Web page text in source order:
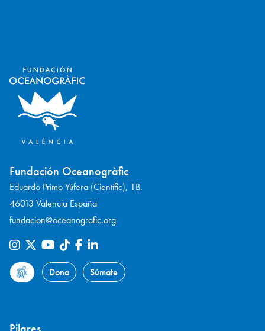
Fundación Oceanogràfic
Eduardo Primo Yúfera (Científic), 1B.
46013 Valencia España
fundacion@oceanografic.org
Dona Súmate